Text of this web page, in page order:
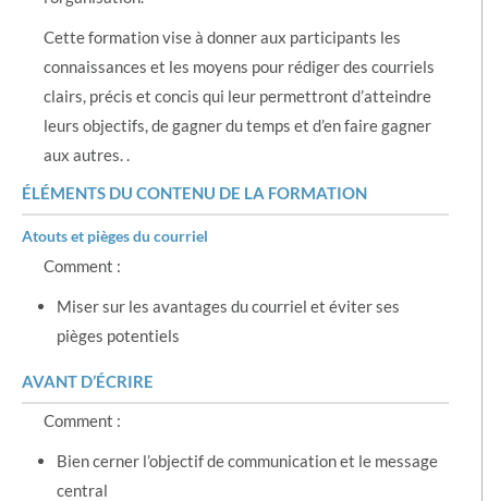
Cette formation vise à donner aux participants les
connaissances et les moyens pour rédiger des courriels
clairs, précis et concis qui leur permettront d’atteindre
leurs objectifs, de gagner du temps et d’en faire gagner
aux autres. .
ÉLÉMENTS DU CONTENU DE LA FORMATION
Atouts et pièges du courriel
Comment :
Miser sur les avantages du courriel et éviter ses
pièges potentiels
AVANT D’ÉCRIRE
Comment :
Bien cerner l’objectif de communication et le message
central